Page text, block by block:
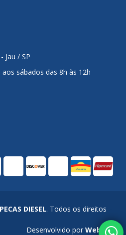
Jau / SP
sábados das 8h às 12h
DIESEL. Todos os direitos
Desenvolvido por Web Alvo